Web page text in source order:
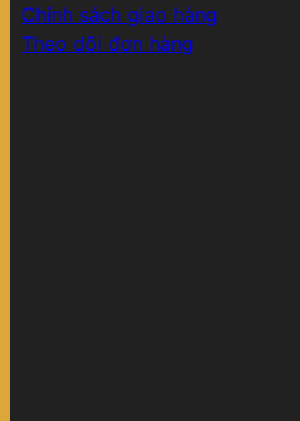
Chính sách giao hàng
Theo dõi đơn hàng